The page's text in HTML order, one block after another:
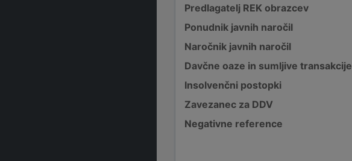
Predlagatelj REK obrazcev
Ponudnik javnih naročil
Naročnik javnih naročil
Davčne oaze in sumljive transakcije
Insolvenčni postopki
Zavezanec za DDV
Negativne reference